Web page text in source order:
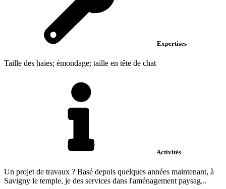
Expertises
Taille des haies; émondage; taille en tête de chat
Activités
Un projet de travaux ? Basé depuis quelques années maintenant, à
Savigny le temple, je des services dans l'aménagement paysag...